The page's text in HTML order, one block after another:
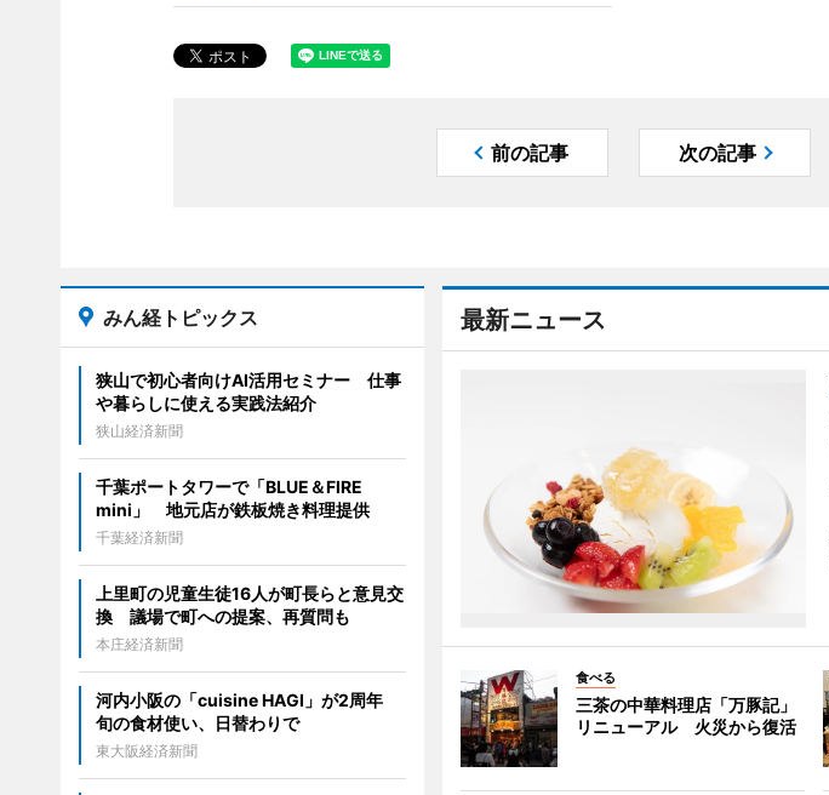
前の記事 次の記事
最新ニュース
食べる
三茶の中華料理店「万豚記」
リニューアル 火災から復活
みん経トピックス
狭山で初心者向けAI活用セミナー 仕事
や暮らしに使える実践法紹介
狭山経済新聞
千葉ポートタワーで「BLUE＆FIRE
mini」 地元店が鉄板焼き料理提供
千葉経済新聞
上里町の児童生徒16人が町長らと意見交
換 議場で町への提案、再質問も
本庄経済新聞
河内小阪の「cuisine HAGI」が2周年
旬の食材使い、日替わりで
東大阪経済新聞